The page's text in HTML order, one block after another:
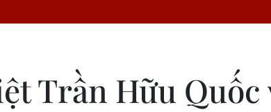
Trần Hữu